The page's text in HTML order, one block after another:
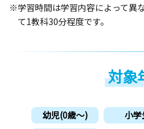
※学習時間は学習内容によって異
て1教科30分程度です。
対象
幼児(0歳〜) 小学